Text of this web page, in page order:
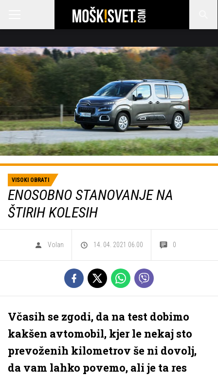
VISOKI OBRATI
ENOSOBNO STANOVANJE NA
ŠTIRIH KOLESIH
Volan 14. 04. 2021 06.00 0
Včasih se zgodi, da na test dobimo
kakšen avtomobil, kjer le nekaj sto
prevoženih kilometrov še ni dovolj,
da vam lahko povemo, ali je ta res